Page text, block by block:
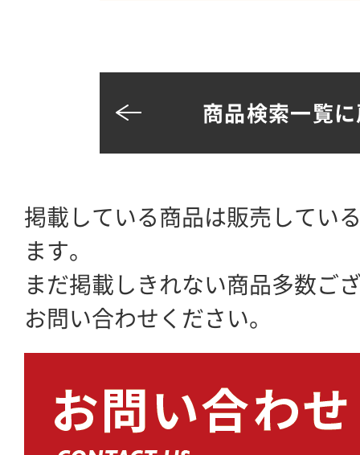
商品検索一覧
掲載している商品は販売してい
ます。
まだ掲載しきれない商品多数ご
お問い合わせください。